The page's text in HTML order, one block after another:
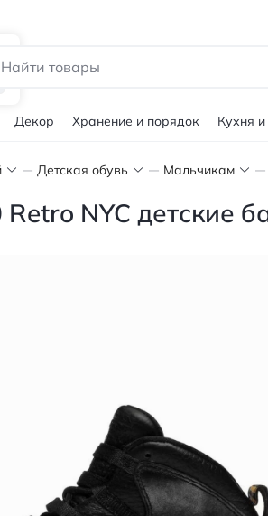
Декор Хранение и порядок Кухня
Детская обувь Мальчикам
NYC детские